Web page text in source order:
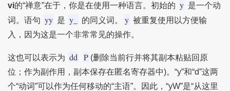
vi的“禅意”在于，你是在使用一种语言。初始的 y 是一个动
词。语句 yy 是 y_ 的同义词。 y 被重复使用以方便输
入，因为这是一个非常常见的操作。
这也可以表示为 dd P (删除当前行并将其副本粘贴回原
位；作为副作用，副本保存在匿名寄存器中)。“y”和“d”这两
个“动词”可以作为任何移动的“主语”。因此，“yW”是“从这里